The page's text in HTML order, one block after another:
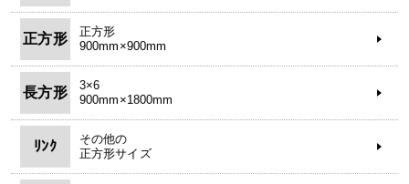
正方形
正方形
900mm×900mm
長方形
3×6
900mm×1800mm
ﾘﾝｸ
その他の
正方形サイズ